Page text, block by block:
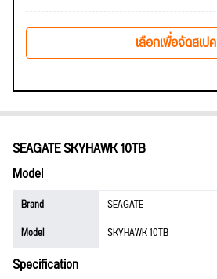
เลือกเพื่อจัดสเปค
SEAGATE SKYHAWK 10TB
Model
Brand
SEAGATE
Model
SKYHAWK 10TB
Specification